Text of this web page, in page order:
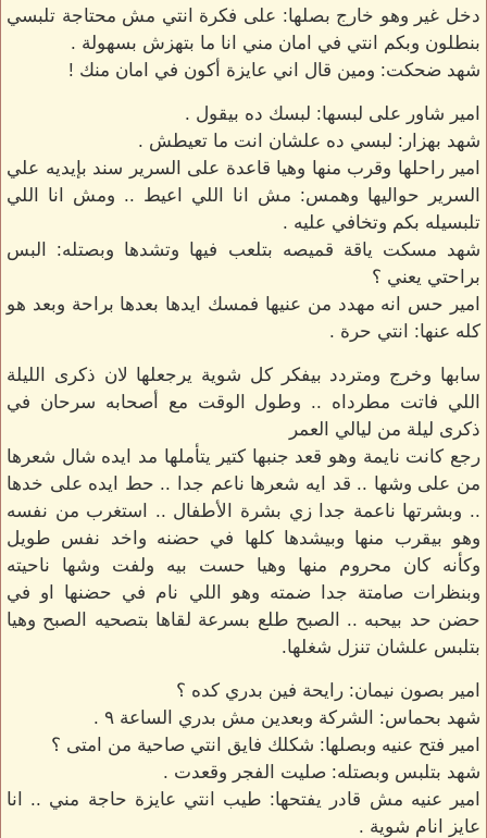
دخل غير وهو خارج بصلها: على فكرة انتي مش محتاجة تلبسي
بنطلون وبكم انتي في امان مني انا ما بتهزش بسهولة .
شهد ضحكت: ومين قال اني عايزة أكون في امان منك !
امير شاور على لبسها: لبسك ده بيقول .
شهد بهزار: لبسي ده علشان انت ما تعيطش .
امير راحلها وقرب منها وهيا قاعدة على السرير سند بإيديه علي
السرير حواليها وهمس: مش انا اللي اعيط .. ومش انا اللي
تلبسيله بكم وتخافي عليه .
شهد مسكت ياقة قميصه بتلعب فيها وتشدها وبصتله: البس
براحتي يعني ؟
امير حس انه مهدد من عنيها فمسك ايدها بعدها براحة وبعد هو
كله عنها: انتي حرة .
سابها وخرج ومتردد بيفكر كل شوية يرجعلها لان ذكرى الليلة
اللي فاتت مطرداه .. وطول الوقت مع أصحابه سرحان في
ذكرى ليلة من ليالي العمر
رجع كانت نايمة وهو قعد جنبها كتير يتأملها مد ايده شال شعرها
من على وشها .. قد ايه شعرها ناعم جدا .. حط ايده على خدها
.. وبشرتها ناعمة جدا زي بشرة الأطفال .. استغرب من نفسه
وهو بيقرب منها وبيشدها كلها في حضنه واخد نفس طويل
وكأنه كان محروم منها وهيا حست بيه ولفت وشها ناحيته
وبنظرات صامتة جدا ضمته وهو اللي نام في حضنها او في
حضن حد بيحبه .. الصبح طلع بسرعة لقاها بتصحيه الصبح وهيا
بتلبس علشان تنزل شغلها.
امير بصون نيمان: رايحة فين بدري كده ؟
شهد بحماس: الشركة وبعدين مش بدري الساعة ٩ .
امير فتح عنيه وبصلها: شكلك فايق انتي صاحية من امتى ؟
شهد بتلبس وبصتله: صليت الفجر وقعدت .
امير عنيه مش قادر يفتحها: طيب انتي عايزة حاجة مني .. انا
عايز انام شوية .